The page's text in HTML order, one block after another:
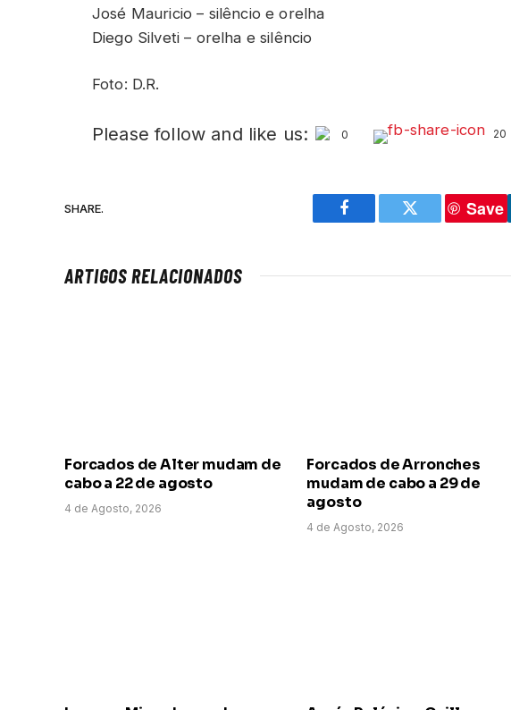
José Mauricio – silêncio e orelha
Diego Silveti – orelha e silêncio
Foto: D.R.
Please follow and like us: 0 20
SHARE.
Facebook Twitter
Save
ARTIGOS RELACIONADOS
Forcados de Alter mudam de
cabo a 22 de agosto
4 de Agosto, 2026
Forcados de Arronches
mudam de cabo a 29 de
agosto
4 de Agosto, 2026